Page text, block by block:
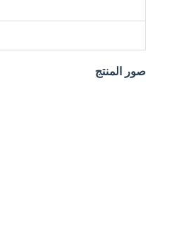
صور المنتج